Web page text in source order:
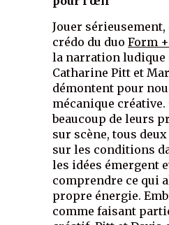
Jouer sérieusement,
crédo du duoForm
la narration ludique
Catharine Pitt et
démontent pour
mécanique créative.
beaucoup de leurs
sur scène, tous
sur les conditions
les idées émergent
comprendre ce qui
propre énergie.
comme faisant